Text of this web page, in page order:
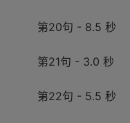
第20句 - 8.5 秒
第21句 - 3.0 秒
第22句 - 5.5 秒